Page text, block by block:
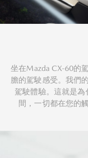
坐在Mazda CX-60的
膽的駕駛感受。我們
駕駛體驗。這就是
間，一切都在您的